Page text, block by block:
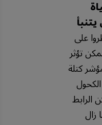
على
تؤثر
كتلة
الرابط